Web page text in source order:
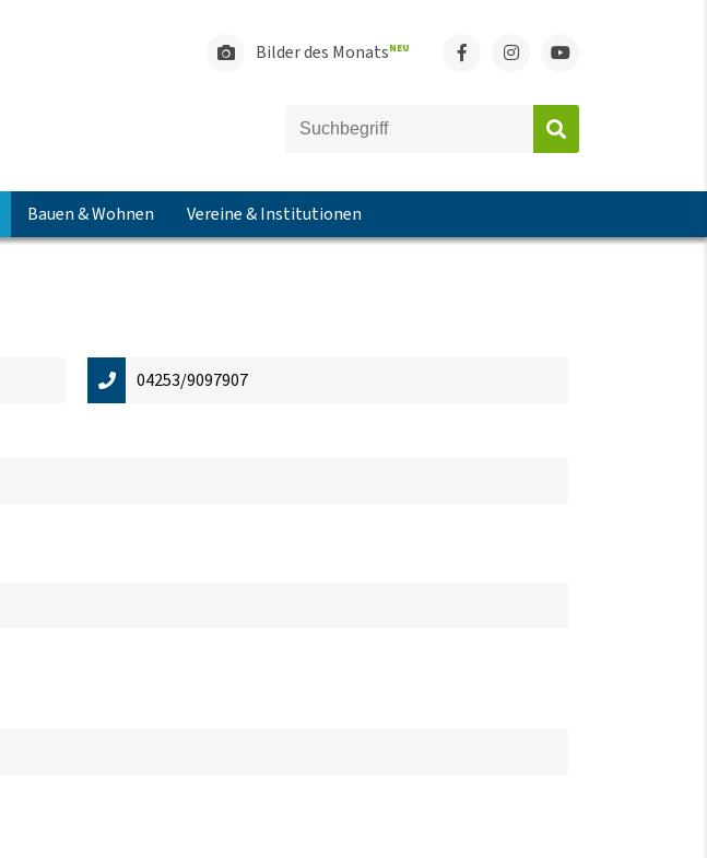
Bilder des MonatsNEU
Bauen & Wohnen Vereine & Institutionen
04253/9097907